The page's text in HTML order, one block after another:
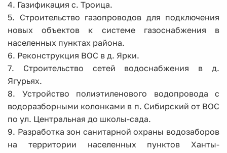
4. Газификация с. Троица.
5. Строительство газопроводов для подключения
новых объектов к системе газоснабжения в
населенных пунктах района.
6. Реконструкция ВОС в д. Ярки.
7. Строительство сетей водоснабжения в д.
Ягурьях.
8. Устройство полиэтиленового водопровода с
водоразборными колонками в п. Сибирский от ВОС
по ул. Центральная до школы-сада.
9. Разработка зон санитарной охраны водозаборов
на территории населенных пунктов Ханты-